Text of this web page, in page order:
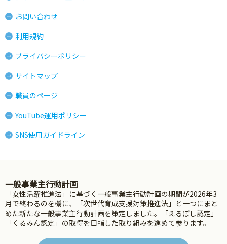
お問い合わせ
利用規約
プライバシーポリシー
サイトマップ
職員のページ
YouTube運用ポリシー
SNS使用ガイドライン
一般事業主行動計画
「女性活躍推進法」に基づく一般事業主行動計画の期間が2026年3
月で終わるのを機に、「次世代育成支援対策推進法」と一つにまと
めた新たな一般事業主行動計画を策定しました。「えるぼし認定」
「くるみん認定」の取得を目指した取り組みを進めて参ります。